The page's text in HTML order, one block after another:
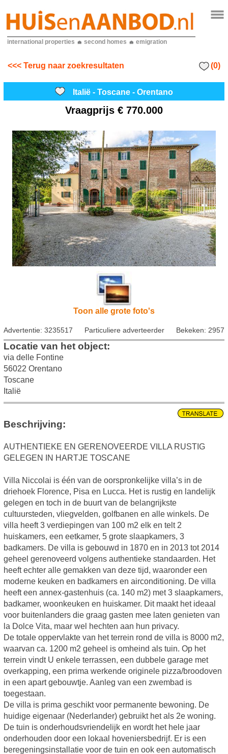
international properties second homes emigration
<<< Terug naar zoekresultaten (0)
Italië - Toscane - Orentano
Vraagprijs € 770.000
Toon alle grote foto's
Advertentie: 3235517 Particuliere adverteerder Bekeken: 2957
Locatie van het object:
via delle Fontine
56022 Orentano
Toscane
Italië
Beschrijving:
AUTHENTIEKE EN GERENOVEERDE VILLA RUSTIG
GELEGEN IN HARTJE TOSCANE
Villa Niccolai is één van de oorspronkelijke villa’s in de
driehoek Florence, Pisa en Lucca. Het is rustig en landelijk
gelegen en toch in de buurt van de belangrijkste
cultuursteden, vliegvelden, golfbanen en alle winkels. De
villa heeft 3 verdiepingen van 100 m2 elk en telt 2
huiskamers, een eetkamer, 5 grote slaapkamers, 3
badkamers. De villa is gebouwd in 1870 en in 2013 tot 2014
geheel gerenoveerd volgens authentieke standaarden. Het
heeft echter alle gemakken van deze tijd, waaronder een
moderne keuken en badkamers en airconditioning. De villa
heeft een annex-gastenhuis (ca. 140 m2) met 3 slaapkamers,
badkamer, woonkeuken en huiskamer. Dit maakt het ideaal
voor buitenlanders die graag gasten mee laten genieten van
la Dolce Vita, maar wel hechten aan hun privacy.
De totale oppervlakte van het terrein rond de villa is 8000 m2,
waarvan ca. 1200 m2 geheel is omheind als tuin. Op het
terrein vindt U enkele terrassen, een dubbele garage met
overkapping, een prima werkende originele pizza/broodoven
in een apart gebouwtje. Aanleg van een zwembad is
toegestaan.
De villa is prima geschikt voor permanente bewoning. De
huidige eigenaar (Nederlander) gebruikt het als 2e woning.
De tuin is onderhoudsvriendelijk en wordt het hele jaar
onderhouden door een lokaal hoveniersbedrijf. Er is een
beregeningsinstallatie voor de tuin en ook een automatisch